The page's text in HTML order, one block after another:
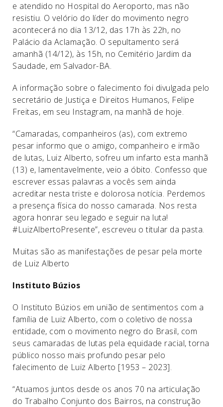
e atendido no Hospital do Aeroporto, mas não
resistiu. O velório do líder do movimento negro
acontecerá no dia 13/12, das 17h às 22h, no
Palácio da Aclamação. O sepultamento será
amanhã (14/12), às 15h, no Cemitério Jardim da
Saudade, em Salvador-BA.
A informação sobre o falecimento foi divulgada pelo
secretário de Justiça e Direitos Humanos, Felipe
Freitas, em seu Instagram, na manhã de hoje.
“Camaradas, companheiros (as), com extremo
pesar informo que o amigo, companheiro e irmão
de lutas, Luiz Alberto, sofreu um infarto esta manhã
(13) e, lamentavelmente, veio a óbito. Confesso que
escrever essas palavras a vocês sem ainda
acreditar nesta triste e dolorosa notícia. Perdemos
a presença física do nosso camarada. Nos resta
agora honrar seu legado e seguir na luta!
#LuizAlbertoPresente”, escreveu o titular da pasta.
Muitas são as manifestações de pesar pela morte
de Luiz Alberto
Instituto Búzios
O Instituto Búzios em união de sentimentos com a
família de Luiz Alberto, com o coletivo de nossa
entidade, com o movimento negro do Brasil, com
seus camaradas de lutas pela equidade racial, torna
público nosso mais profundo pesar pelo
falecimento de Luiz Alberto [1953 – 2023].
“Atuamos juntos desde os anos 70 na articulação
do Trabalho Conjunto dos Bairros, na construção